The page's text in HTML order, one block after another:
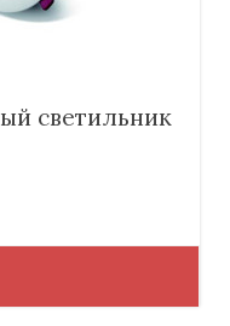
светильник